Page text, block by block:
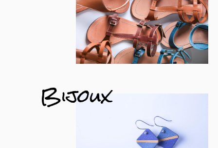
Bijoux